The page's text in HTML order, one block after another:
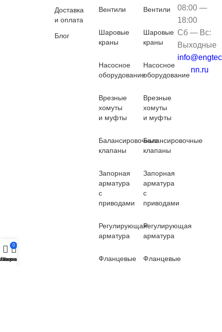
Доставка
и оплата
Блог
Вентили
Шаровые
краны
Насосное
оборудование
Врезные
хомуты
и муфты
Балансировочные
клапаны
Запорная
арматура
с
приводами
Регулирующая
арматура
Фланцевые
Вентили
Шаровые
краны
Насосное
оборудование
Врезные
хомуты
и муфты
Балансировочные
клапаны
Запорная
арматура
с
приводами
Регулирующая
арматура
Фланцевые
08:00 —
18:00
Сб — Вс:
Выходные
nn.ru
0
Корзина